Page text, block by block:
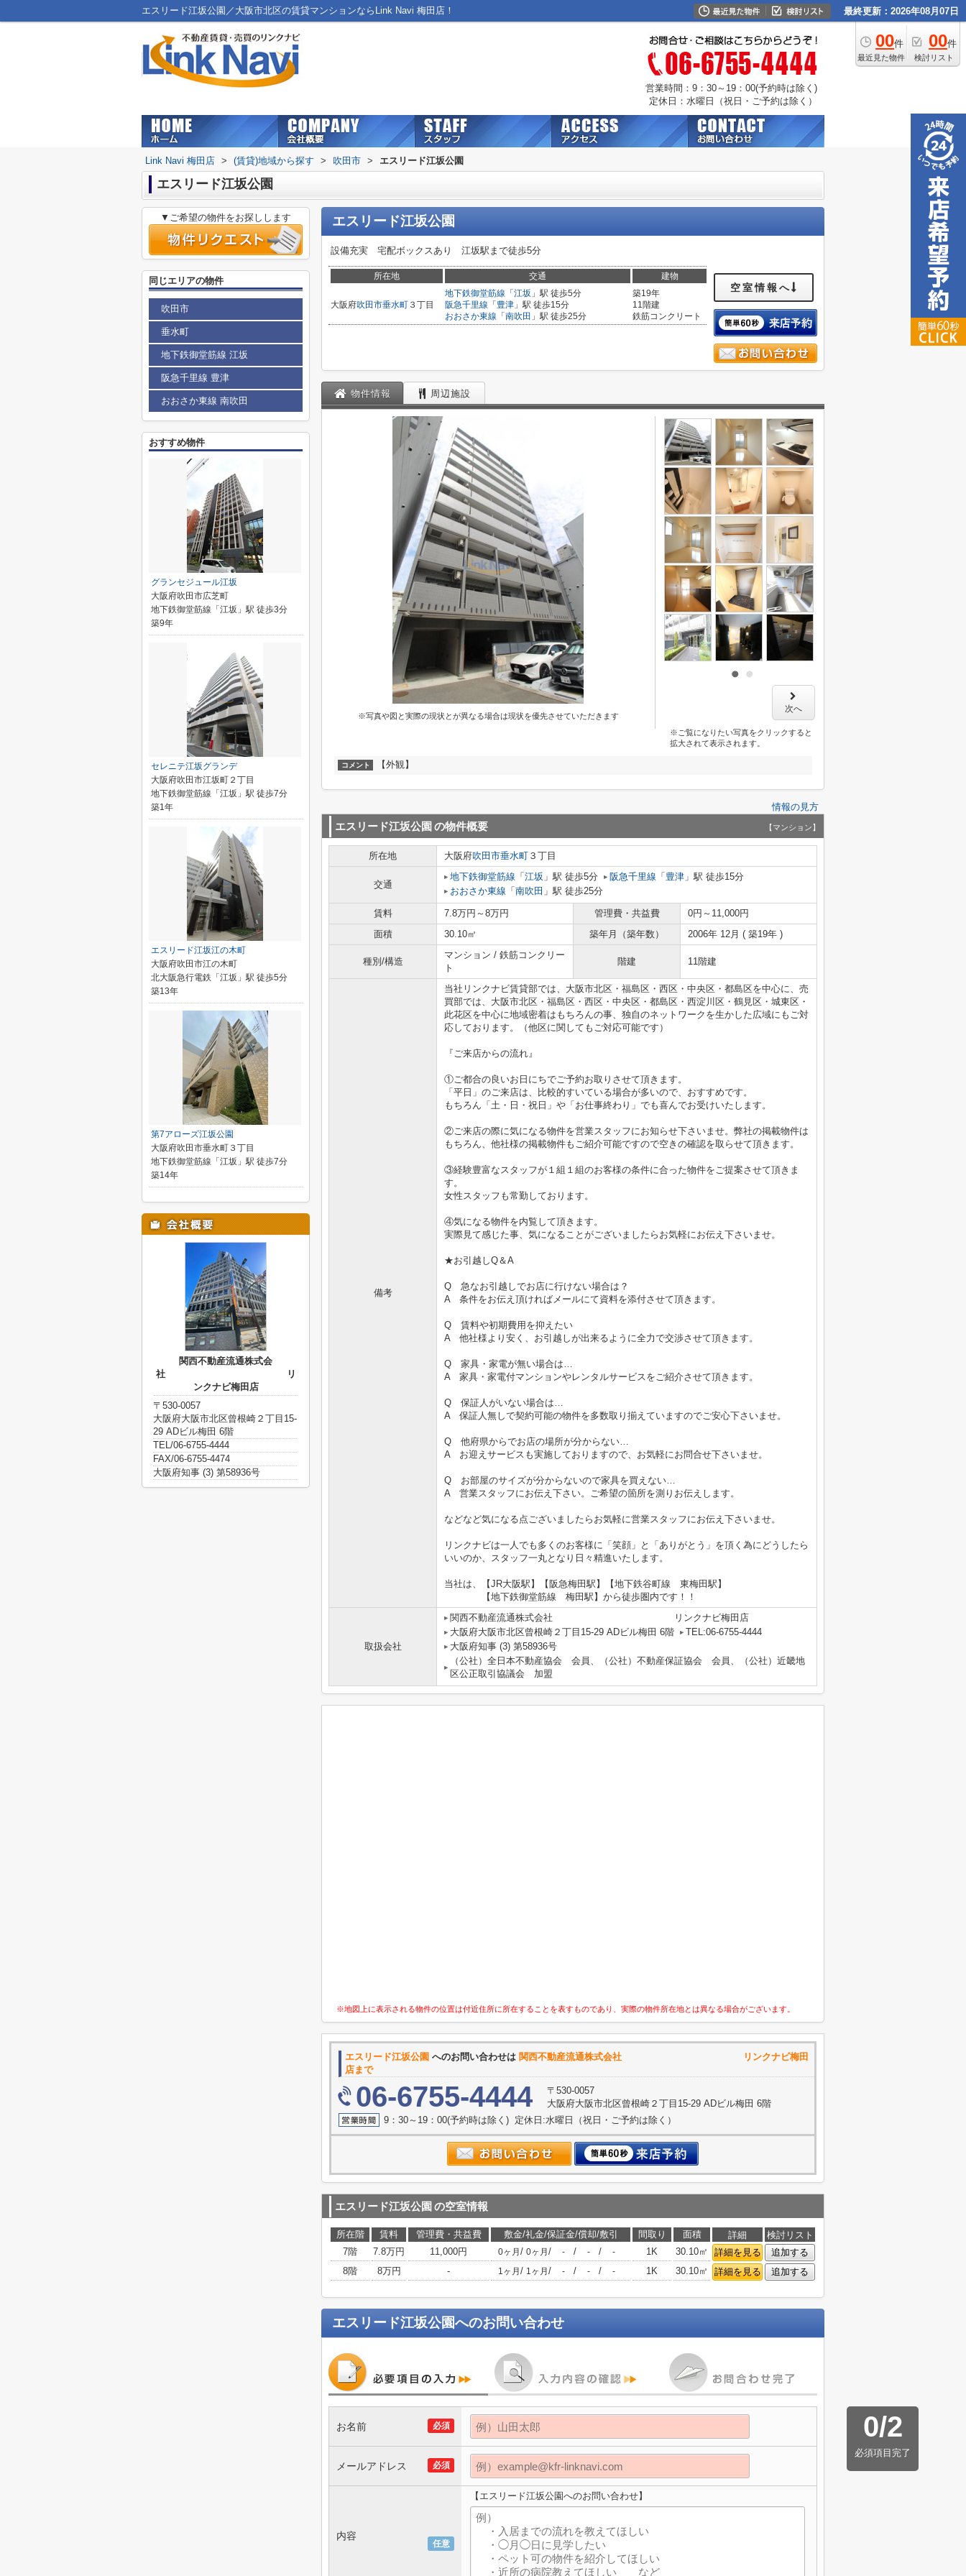
エスリード江坂公園／大阪市北区の賃貸マンションならLink Navi 梅田店！ 最終更新：2026年08月07日
00件
最近見た物件
00件
検討リスト
営業時間：9：30～19：00(予約時は除く)
定休日：水曜日（祝日・ご予約は除く）
Link Navi 梅田店 > (賃貸)地域から探す > 吹田市 > エスリード江坂公園
エスリード江坂公園
エスリード江坂公園
設備充実 宅配ボックスあり 江坂駅まで徒歩5分
所在地 交通 建物
大阪府吹田市垂水町 ３丁目
地下鉄御堂筋線 「 江坂 」駅 徒歩5分
阪急千里線 「 豊津 」駅 徒歩15分
おおさか東線 「 南吹田 」駅 徒歩25分
築19年
11階建
鉄筋コンクリート
空室情報へ
物件情報 周辺施設
※写真や図と実際の現状とが異なる場合は現状を優先させていただきます
次へ
※ご覧になりたい写真をクリックすると
拡大されて表示されます。
コメント 【外観】
情報の見方
エスリード江坂公園 の物件概要 【マンション】
所在地 大阪府吹田市垂水町 ３丁目
交通
地下鉄御堂筋線 「 江坂 」駅 徒歩5分 阪急千里線 「 豊津 」駅 徒歩15分
おおさか東線 「 南吹田 」駅 徒歩25分
賃料 7.8万円～8万円 管理費・共益費
0円～11,000円
面積
30.10㎡ 築年月（築年数） 2006年 12月 ( 築19年 )
種別/構造
マンション / 鉄筋コンクリー
ト
階建 11階建
備考
当社リンクナビ賃貸部では、大阪市北区・福島区・西区・中央区・都島区を中心に、売
買部では、大阪市北区・福島区・西区・中央区・都島区・西淀川区・鶴見区・城東区・
此花区を中心に地域密着はもちろんの事、独自のネットワークを生かした広域にもご対
応しております。（他区に関してもご対応可能です）
『ご来店からの流れ』
①ご都合の良いお日にちでご予約お取りさせて頂きます。
「平日」のご来店は、比較的すいている場合が多いので、おすすめです。
もちろん「土・日・祝日」や「お仕事終わり」でも喜んでお受けいたします。
②ご来店の際に気になる物件を営業スタッフにお知らせ下さいませ。弊社の掲載物件は
もちろん、他社様の掲載物件もご紹介可能ですので空きの確認を取らせて頂きます。
③経験豊富なスタッフが１組１組のお客様の条件に合った物件をご提案させて頂きま
す。
女性スタッフも常勤しております。
④気になる物件を内覧して頂きます。
実際見て感じた事、気になることがございましたらお気軽にお伝え下さいませ。
★お引越しQ＆A
Q 急なお引越しでお店に行けない場合は？
A 条件をお伝え頂ければメールにて資料を添付させて頂きます。
Q 賃料や初期費用を抑えたい
A 他社様より安く、お引越しが出来るように全力で交渉させて頂きます。
Q 家具・家電が無い場合は…
A 家具・家電付マンションやレンタルサービスをご紹介させて頂きます。
Q 保証人がいない場合は…
A 保証人無しで契約可能の物件を多数取り揃えていますのでご安心下さいませ。
Q 他府県からでお店の場所が分からない…
A お迎えサービスも実施しておりますので、お気軽にお問合せ下さいませ。
Q お部屋のサイズが分からないので家具を買えない…
A 営業スタッフにお伝え下さい。ご希望の箇所を測りお伝えします。
などなど気になる点ございましたらお気軽に営業スタッフにお伝え下さいませ。
リンクナビは一人でも多くのお客様に「笑顔」と「ありがとう」を頂く為にどうしたら
いいのか、スタッフ一丸となり日々精進いたします。
当社は、【JR大阪駅】【阪急梅田駅】【地下鉄谷町線 東梅田駅】
【地下鉄御堂筋線 梅田駅】から徒歩圏内です！！
取扱会社
関西不動産流通株式会社 リンクナビ梅田店
大阪府大阪市北区曾根崎２丁目15-29 ADビル梅田 6階
TEL:06-6755-4444
大阪府知事 (3) 第58936号
（公社）全日本不動産協会 会員、（公社）不動産保証協会 会員、（公社）近畿地
区公正取引協議会 加盟
※地図上に表示される物件の位置は付近住所に所在することを表すものであり、実際の物件所在地とは異なる場合がございます。
エスリード江坂公園 へのお問い合わせは 関西不動産流通株式会社 リンクナビ梅田
店まで
06-6755-4444
〒530-0057
大阪府大阪市北区曾根崎２丁目15-29 ADビル梅田 6階
9：30～19：00(予約時は除く) 定休日:水曜日（祝日・ご予約は除く）
エスリード江坂公園 の空室情報
所在階 賃料 管理費・共益費 敷金/礼金/保証金/償却/敷引 間取り 面積 詳細
検討リスト
7階
7.8万円 11,000円 0ヶ月 / 0ヶ月 / - / - / - 1K 30.10㎡ 詳細を見る
追加する
8階
8万円 - 1ヶ月 / 1ヶ月 / - / - / - 1K 30.10㎡ 詳細を見る 追加する
エスリード江坂公園へのお問い合わせ
0/2
必須項目完了
必須
お名前
必須
メールアドレス
任意
内容
【エスリード江坂公園へのお問い合わせ】
▼ご希望の物件をお探しします
同じエリアの物件
吹田市
垂水町
地下鉄御堂筋線 江坂
阪急千里線 豊津
おおさか東線 南吹田
おすすめ物件
グランセジュール江坂
大阪府吹田市広芝町
地下鉄御堂筋線「江坂」駅 徒歩3分
築9年
セレニテ江坂グランデ
大阪府吹田市江坂町２丁目
地下鉄御堂筋線「江坂」駅 徒歩7分
築1年
エスリード江坂江の木町
大阪府吹田市江の木町
北大阪急行電鉄「江坂」駅 徒歩5分
築13年
第7アローズ江坂公園
大阪府吹田市垂水町３丁目
地下鉄御堂筋線「江坂」駅 徒歩7分
築14年
関西不動産流通株式会
社 リ
ンクナビ梅田店
〒530-0057
大阪府大阪市北区曾根崎２丁目15-
29 ADビル梅田 6階
TEL/06-6755-4444
FAX/06-6755-4474
大阪府知事 (3) 第58936号